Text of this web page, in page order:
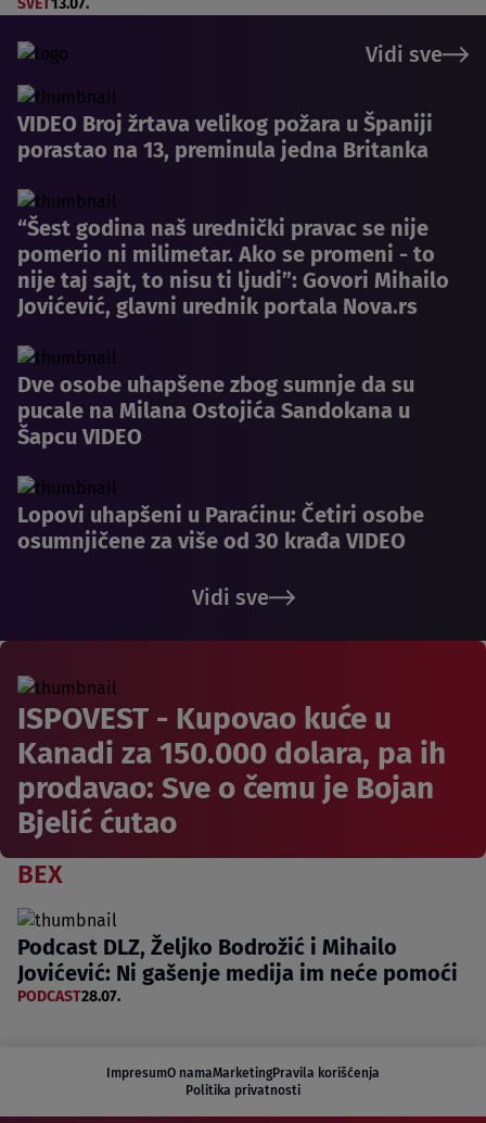
SVET13.07.
Vidi sve
VIDEO Broj žrtava velikog požara u Španiji
porastao na 13, preminula jedna Britanka
“Šest godina naš urednički pravac se nije
pomerio ni milimetar. Ako se promeni - to
nije taj sajt, to nisu ti ljudi”: Govori Mihailo
Jovićević, glavni urednik portala Nova.rs
Dve osobe uhapšene zbog sumnje da su
pucale na Milana Ostojića Sandokana u
Šapcu VIDEO
Lopovi uhapšeni u Paraćinu: Četiri osobe
osumnjičene za više od 30 krađa VIDEO
Vidi sve
ISPOVEST - Kupovao kuće u
Kanadi za 150.000 dolara, pa ih
prodavao: Sve o čemu je Bojan
Bjelić ćutao
BEX
Podcast DLZ, Željko Bodrožić i Mihailo
Jovićević: Ni gašenje medija im neće pomoći
PODCAST28.07.
ImpresumO namaMarketingPravila korišćenja
Politika privatnosti